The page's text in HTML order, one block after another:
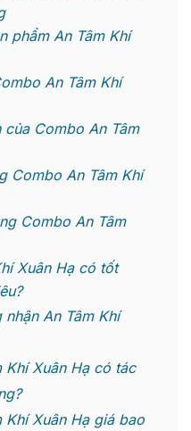
phẩm An Tâm Khí
An Tâm Khí
Combo An Tâm
Combo An Tâm Khí
Combo An Tâm
Xuân Hạ có tốt
An Tâm Khí
Khí Xuân Hạ có tác
Xuân Hạ giá bao